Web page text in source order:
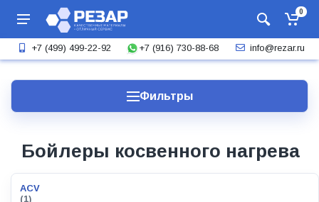
0
+7 (499) 499-22-92 +7 (916) 730-88-68 info@rezar.ru
Фильтры
Бойлеры косвенного нагрева
ACV
(1)